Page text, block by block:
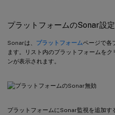
プラットフォームのSonar設定
Sonarは、 プラットフォームページで各
ます。リスト内のプラットフォームをク
ンが表示されます。
プラットフォームにSonar監視を追加す